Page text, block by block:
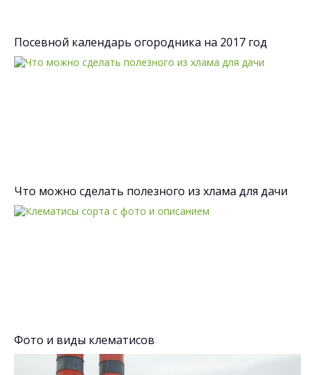
Посевной календарь огородника на 2017 год
Что можно сделать полезного из хлама для дачи
Фото и виды клематисов